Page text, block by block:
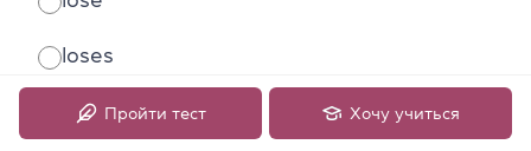
loses
Пройти тест Хочу учиться